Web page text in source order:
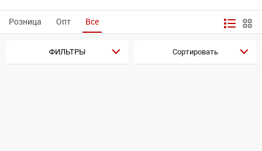
Розница Опт Все
ФИЛЬТРЫ Сортировать